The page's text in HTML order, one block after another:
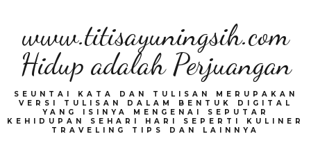
www.titisayuningsih.com
Hidup adalah Perjuangan
SEUNTAI KATA DAN TULISAN MERUPAKAN
VERSI TULISAN DALAM BENTUK DIGITAL
YANG ISINYA MENGENAI SEPUTAR
KEHIDUPAN SEHARI HARI SEPERTI KULINER
TRAVELING TIPS DAN LAINNYA